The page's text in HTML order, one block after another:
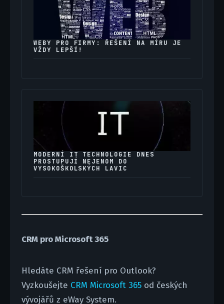
WEBY PRO FIRMY: ŘEŠENÍ NA MÍRU JE
VŽDY LEPŠÍ!
MODERNÍ IT TECHNOLOGIE DNES
PROSTUPUJÍ NEJENOM DO
VYSOKOŠKOLSKÝCH LAVIC
CRM pro Microsoft 365
Hledáte CRM řešení pro Outlook?
Vyzkoušejte CRM Microsoft 365od českých
vývojářů z eWay System.